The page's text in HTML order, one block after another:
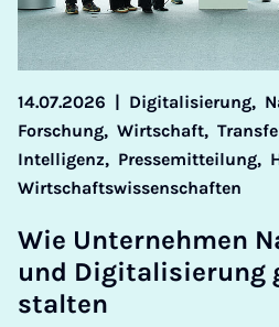
14.07.2026 | Digitalisierung,
Forschung, Wirtschaft,
Intelligenz, Pressemitteilung,
Wirtschaftswissenschaften
Wie Un­ter­neh­men
und Di­gi­ta­li­sie­rung
stal­ten